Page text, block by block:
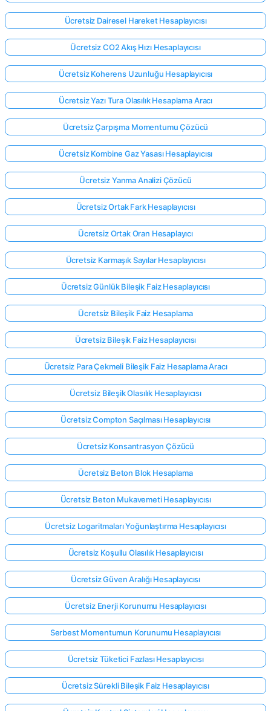
Ücretsiz Dairesel Hareket Hesaplayıcısı
Ücretsiz CO2 Akış Hızı Hesaplayıcısı
Ücretsiz Koherens Uzunluğu Hesaplayıcısı
Ücretsiz Yazı Tura Olasılık Hesaplama Aracı
Ücretsiz Çarpışma Momentumu Çözücü
Ücretsiz Kombine Gaz Yasası Hesaplayıcısı
Ücretsiz Yanma Analizi Çözücü
Ücretsiz Ortak Fark Hesaplayıcısı
Ücretsiz Ortak Oran Hesaplayıcı
Ücretsiz Karmaşık Sayılar Hesaplayıcısı
Ücretsiz Günlük Bileşik Faiz Hesaplayıcısı
Ücretsiz Bileşik Faiz Hesaplama
Ücretsiz Bileşik Faiz Hesaplayıcısı
Ücretsiz Para Çekmeli Bileşik Faiz Hesaplama Aracı
Ücretsiz Bileşik Olasılık Hesaplayıcısı
Ücretsiz Compton Saçılması Hesaplayıcısı
Ücretsiz Konsantrasyon Çözücü
Ücretsiz Beton Blok Hesaplama
Ücretsiz Beton Mukavemeti Hesaplayıcısı
Ücretsiz Logaritmaları Yoğunlaştırma Hesaplayıcısı
Ücretsiz Koşullu Olasılık Hesaplayıcısı
Ücretsiz Güven Aralığı Hesaplayıcısı
Ücretsiz Enerji Korunumu Hesaplayıcısı
Serbest Momentumun Korunumu Hesaplayıcısı
Ücretsiz Tüketici Fazlası Hesaplayıcısı
Ücretsiz Sürekli Bileşik Faiz Hesaplayıcısı